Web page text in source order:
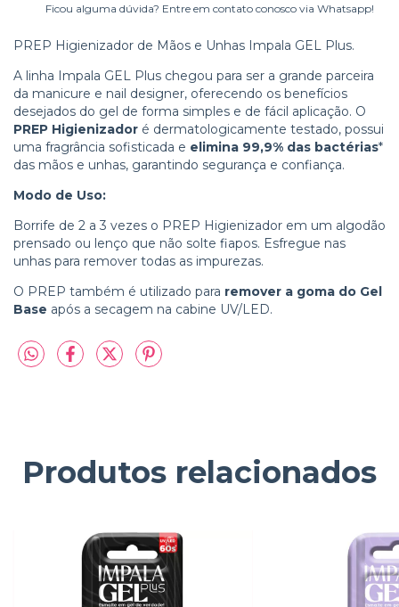
Ficou alguma dúvida? Entre em contato conosco via Whatsapp!
PREP Higienizador de Mãos e Unhas Impala GEL Plus.
A linha Impala GEL Plus chegou para ser a grande parceira
da manicure e nail designer, oferecendo os benefícios
desejados do gel de forma simples e de fácil aplicação. O
PREP Higienizador é dermatologicamente testado, possui
uma fragrância sofisticada e elimina 99,9% das bactérias*
das mãos e unhas, garantindo segurança e confiança.
Modo de Uso:
Borrife de 2 a 3 vezes o PREP Higienizador em um algodão
prensado ou lenço que não solte fiapos. Esfregue nas
unhas para remover todas as impurezas.
O PREP também é utilizado para remover a goma do Gel
Base após a secagem na cabine UV/LED.
Produtos relacionados